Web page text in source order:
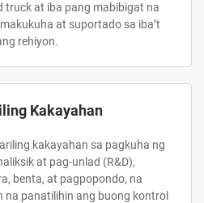
truck at iba pang mabibigat na
at suportado sa iba’t
rehiyon.
Kakayahan
kakayahan sa pagkuha ng
at pag-unlad (R&D),
benta, at pagpopondo, na
panatilihin ang buong kontrol